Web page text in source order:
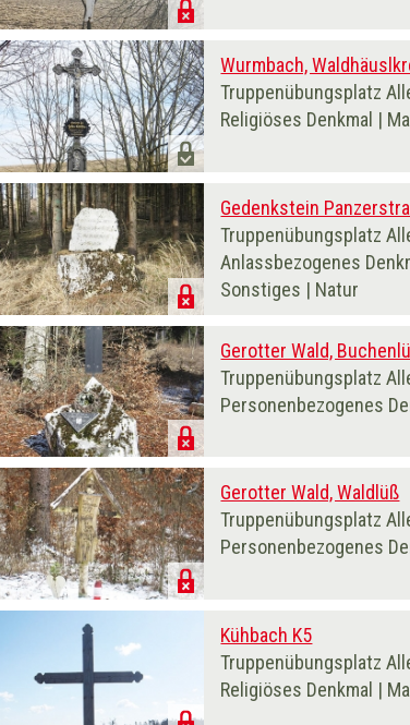
Wurmbach,
Truppenübungsplatz
Religiöses Denkmal |
Gedenkstein
Truppenübungsplatz
Anlassbezogenes
Sonstiges | Natur
Gerotter Wald,
Truppenübungsplatz
Personenbezogenes
Gerotter Wald, Waldlüß
Truppenübungsplatz
Personenbezogenes
Kühbach K5
Truppenübungsplatz
Religiöses Denkmal |